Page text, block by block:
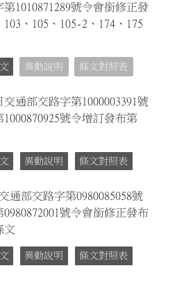
1010871289號令會銜修正發
、105、105-2、174、175
異動說明 條文對照表
交通部交路字第1000003391號
號令增訂發布第
異動說明 條文對照表
通部交路字第0980085058號
號令會銜修正發布
文
異動說明 條文對照表